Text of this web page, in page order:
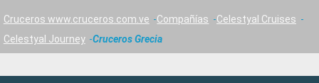
Cruceros www.cruceros.com.ve Compañías
Celestyal Cruises
Celestyal Journey
Cruceros Grecia